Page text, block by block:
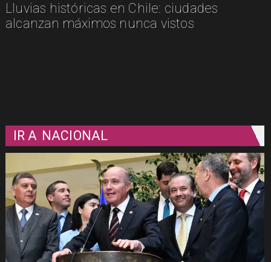
Lluvias históricas en Chile: ciudades
alcanzan máximos nunca vistos
IR A NACIONAL